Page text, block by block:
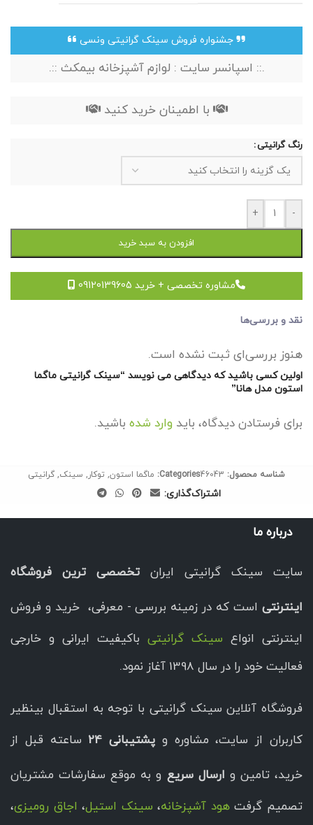
جشنواره فروش سینک گرانیتی ونسی
.:: اسپانسر سایت : لوازم آشپزخانه بیمکث ::.
با اطمینان خرید کنید
رنگ گرانیتی
-
+
افزودن به سبد خرید
مشاوره تخصصی + خرید 09120139605
نقد و بررسی‌ها
هنوز بررسی‌ای ثبت نشده است.
اولین کسی باشید که دیدگاهی می نویسد “سینک گرانیتی ماگما
استون مدل هانا”
برای فرستادن دیدگاه، باید وارد شده باشید.
شناسه محصول: 46043
Categories: ماگما استون, توکار, سینک, گرانیتی
اشتراک‌گذاری:
درباره ما
سایت سینک گرانیتی ایرانتخصصی ترین فروشگاه
اینترنتی است که در زمینه بررسی - معرفی، خرید و فروش
اینترنتی انواع سینک گرانیتی باکیفیت ایرانی و خارجی
فعالیت خود را در سال 1398 آغاز نمود.
فروشگاه آنلاین سینک گرانیتی با توجه به استقبال بینظیر
کاربران از سایت، مشاوره وپشتیبانی 24 ساعته قبل از
خرید، تامین و ارسال سریع و به موقع سفارشات مشتریان
تصمیم گرفتهود آشپزخانه، سینک استیل، اجاق رومیزی،